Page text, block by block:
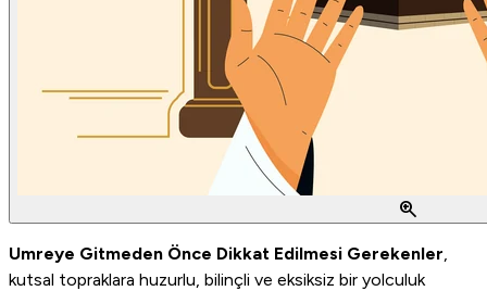
zoom_in
Umreye Gitmeden Önce Dikkat Edilmesi Gerekenler
kutsal topraklara huzurlu, bilinçli ve eksiksiz bir yolculuk